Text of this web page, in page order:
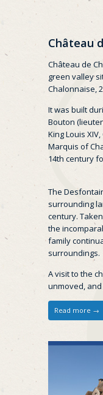
Château
Château de
green valley
Chalonnaise,
It was built
Bouton
King Louis
Marquis of
14th century
The
surrounding
century.
the
family
surroundings.
A visit to the
unmoved, and
Read more →